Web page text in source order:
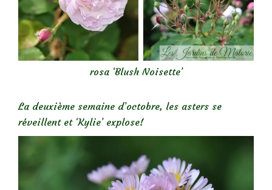
rosa ‘Blush Noisette’
La deuxième semaine d’octobre, les asters se
réveillent et ‘Kylie’ explose!